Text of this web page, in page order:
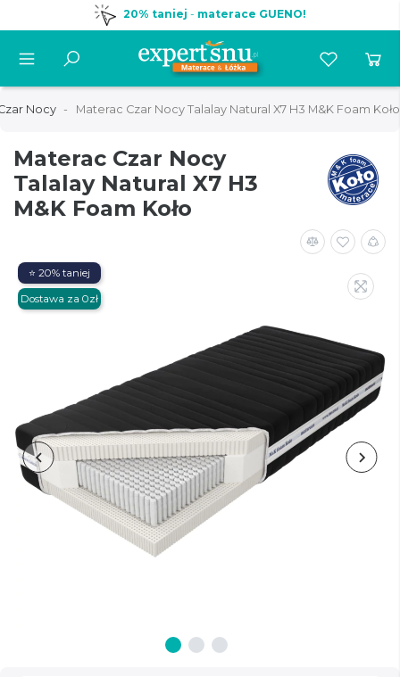
20% taniej - materace GUENO!
Nocy Materac Czar Nocy Talalay Natural X7 H3 M&K Foam Koło
Materac Czar Nocy
Talalay Natural X7 H3
M&K Foam Koło
⭐ 20% taniej
Dostawa za 0zł